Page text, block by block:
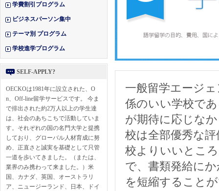
学費割引プログラム
ビジネスパーソン集中
テーマ別 プログラム
学校進学プログラム
SELF-APPLY?
OECKOは1981年に設立された、O
n、Off-line留学サービスです。 今ま
で排出された約2万人以上の学生達
は、社会のあちこちで活動していま
す。それぞれの国の名門大学と提携
しており、グローバル人材育成に努
め、正直さと誠実を基礎として只管
一道を歩いてきました。（または、
業界のみ携わって来ました。）米
国、カナダ、英国、オーストラリ
ア、ニュージーランド、日本、ドイ
一般留学エージ
係のいい学校で
が期待に応じな
校は全部優秀な
校よりいいとこ
で、書類発給に
を短縮すること